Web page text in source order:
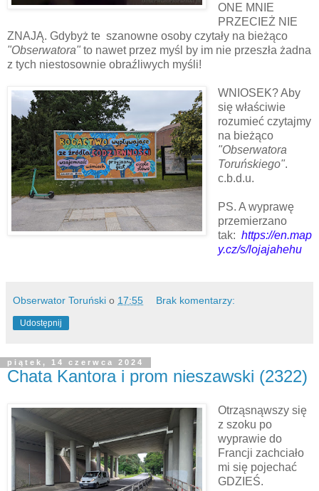
ONE MNIE
PRZECIEŻ NIE
ZNAJĄ. Gdybyż te szanowne osoby czytały na bieżąco
"Obserwatora" to nawet przez myśl by im nie przeszła żadna
z tych niestosownie obraźliwych myśli!
WNIOSEK? Aby
się właściwie
rozumieć czytajmy
na bieżąco
"Obserwatora
Toruńskiego".
c.b.d.u.
PS. A wyprawę
przemierzano
tak: https://en.map
y.cz/s/lojajahehu
Obserwator Toruński o 17:55 Brak komentarzy:
Udostępnij
piątek, 14 czerwca 2024
Chata Kantora i prom nieszawski (2322)
Otrząsnąwszy się
z szoku po
wyprawie do
Francji zachciało
mi się pojechać
GDZIEŚ.